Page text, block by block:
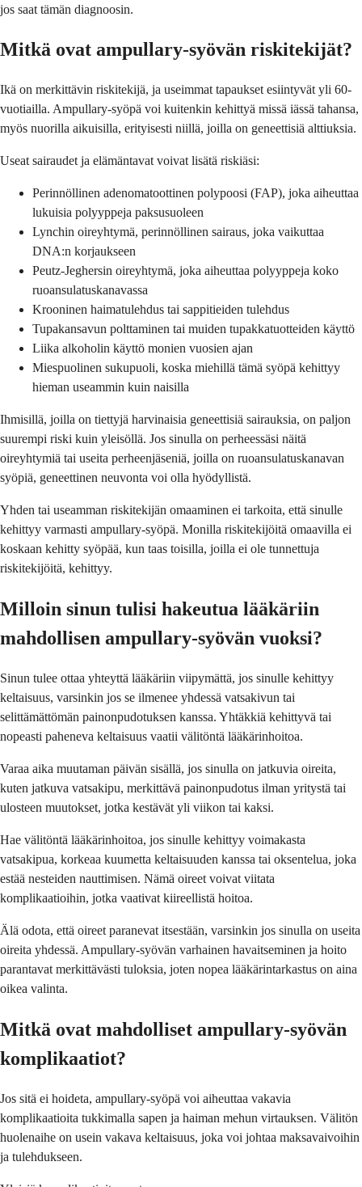
jos saat tämän diagnoosin.
Mitkä ovat ampullary-syövän riskitekijät?
Ikä on merkittävin riskitekijä, ja useimmat tapaukset esiintyvät yli 60-
vuotiailla. Ampullary-syöpä voi kuitenkin kehittyä missä iässä tahansa,
myös nuorilla aikuisilla, erityisesti niillä, joilla on geneettisiä alttiuksia.
Useat sairaudet ja elämäntavat voivat lisätä riskiäsi:
Perinnöllinen adenomatoottinen polypoosi (FAP), joka aiheuttaa
lukuisia polyyppeja paksusuoleen
Lynchin oireyhtymä, perinnöllinen sairaus, joka vaikuttaa
DNA:n korjaukseen
Peutz-Jeghersin oireyhtymä, joka aiheuttaa polyyppeja koko
ruoansulatuskanavassa
Krooninen haimatulehdus tai sappitieiden tulehdus
Tupakansavun polttaminen tai muiden tupakkatuotteiden käyttö
Liika alkoholin käyttö monien vuosien ajan
Miespuolinen sukupuoli, koska miehillä tämä syöpä kehittyy
hieman useammin kuin naisilla
Ihmisillä, joilla on tiettyjä harvinaisia geneettisiä sairauksia, on paljon
suurempi riski kuin yleisöllä. Jos sinulla on perheessäsi näitä
oireyhtymiä tai useita perheenjäseniä, joilla on ruoansulatuskanavan
syöpiä, geneettinen neuvonta voi olla hyödyllistä.
Yhden tai useamman riskitekijän omaaminen ei tarkoita, että sinulle
kehittyy varmasti ampullary-syöpä. Monilla riskitekijöitä omaavilla ei
koskaan kehitty syöpää, kun taas toisilla, joilla ei ole tunnettuja
riskitekijöitä, kehittyy.
Milloin sinun tulisi hakeutua lääkäriin
mahdollisen ampullary-syövän vuoksi?
Sinun tulee ottaa yhteyttä lääkäriin viipymättä, jos sinulle kehittyy
keltaisuus, varsinkin jos se ilmenee yhdessä vatsakivun tai
selittämättömän painonpudotuksen kanssa. Yhtäkkiä kehittyvä tai
nopeasti paheneva keltaisuus vaatii välitöntä lääkärinhoitoa.
Varaa aika muutaman päivän sisällä, jos sinulla on jatkuvia oireita,
kuten jatkuva vatsakipu, merkittävä painonpudotus ilman yritystä tai
ulosteen muutokset, jotka kestävät yli viikon tai kaksi.
Hae välitöntä lääkärinhoitoa, jos sinulle kehittyy voimakasta
vatsakipua, korkeaa kuumetta keltaisuuden kanssa tai oksentelua, joka
estää nesteiden nauttimisen. Nämä oireet voivat viitata
komplikaatioihin, jotka vaativat kiireellistä hoitoa.
Älä odota, että oireet paranevat itsestään, varsinkin jos sinulla on useita
oireita yhdessä. Ampullary-syövän varhainen havaitseminen ja hoito
parantavat merkittävästi tuloksia, joten nopea lääkärintarkastus on aina
oikea valinta.
Mitkä ovat mahdolliset ampullary-syövän
komplikaatiot?
Jos sitä ei hoideta, ampullary-syöpä voi aiheuttaa vakavia
komplikaatioita tukkimalla sapen ja haiman mehun virtauksen. Välitön
huolenaihe on usein vakava keltaisuus, joka voi johtaa maksavaivoihin
ja tulehdukseen.